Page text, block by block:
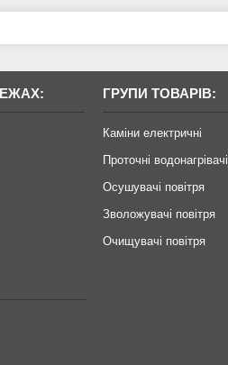
ГРУПИ ТОВАРІВ:
Каміни електричні
Проточні водонагрівачі
Осушувачі повітря
Зволожувачі повітря
Очищувачі повітря